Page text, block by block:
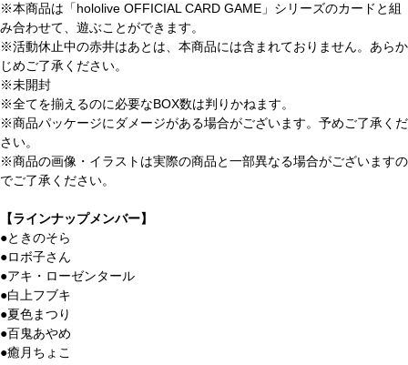
※本商品は「hololive OFFICIAL CARD GAME」シリーズのカードと組
み合わせて、遊ぶことができます。
※活動休止中の赤井はあとは、本商品には含まれておりません。あらか
じめご了承ください。
※未開封
※全てを揃えるのに必要なBOX数は判りかねます。
※商品パッケージにダメージがある場合がございます。予めご了承くだ
さい。
※商品の画像・イラストは実際の商品と一部異なる場合がございますの
でご了承ください。
【ラインナップメンバー】
●ときのそら
●ロボ子さん
●アキ・ローゼンタール
●白上フブキ
●夏色まつり
●百鬼あやめ
●癒月ちょこ